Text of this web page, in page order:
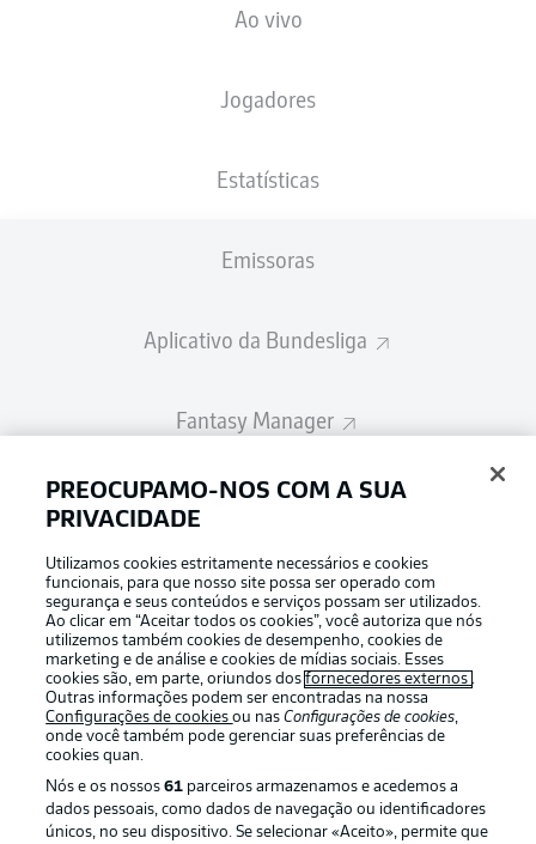
Ao vivo
Jogadores
Estatísticas
Emissoras
Aplicativo da Bundesliga
Fantasy Manager
BUNDESLIGA-GROUP
Escolha seu idioma
Português Modo de visualização
Login
A escalação inicial será divulgada 60
minutos antes do início da partida
PREOCUPAMO-NOS COM A SUA
PRIVACIDADE
Utilizamos cookies estritamente necessários e cookies
funcionais, para que nosso site possa ser operado com
segurança e seus conteúdos e serviços possam ser utilizados.
Ao clicar em “Aceitar todos os cookies”, você autoriza que nós
utilizemos também cookies de desempenho, cookies de
marketing e de análise e cookies de mídias sociais. Esses
cookies são, em parte, oriundos dosfornecedores externos .
Outras informações podem ser encontradas na nossa
Configurações de cookiesou nasConfigurações de cookies,
onde você também pode gerenciar suas preferências de
cookies quan.
Nós e os nossos61 parceiros armazenamos e acedemos a
dados pessoais, como dados de navegação ou identificadores
únicos, no seu dispositivo. Se selecionar «Aceito», permite que